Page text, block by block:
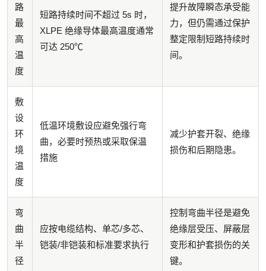
路
最
高
温
度
短路持续时间不超过 5s 时，
XLPE 绝缘导体最高温度通常
可达 250℃
提升故障瞬态承受能
力，但仍需通过保护
整定限制短路持续时
间。
敷
设
环
境
温
度
低温环境敷设应避免强行弯
曲，必要时预热或采取保温
措施
减少护套开裂、绝缘
损伤和后期隐患。
弯
曲
半
径
应按电缆结构、单芯/多芯、
铠装/非铠装和标准要求执行
控制弯曲半径是避免
绝缘层受压、屏蔽层
变形和护套损伤的关
键。